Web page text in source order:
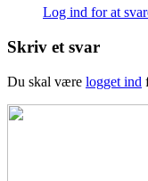
Log ind for at
Skriv et svar
Du skal være logget ind